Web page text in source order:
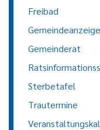
Freibad
Gemeinderat
Sterbetafel
Trautermine